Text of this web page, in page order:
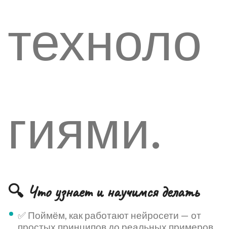
техноло
гиями.
🔍 Что узнает и научимся делать
✅ Поймём, как работают нейросети — от